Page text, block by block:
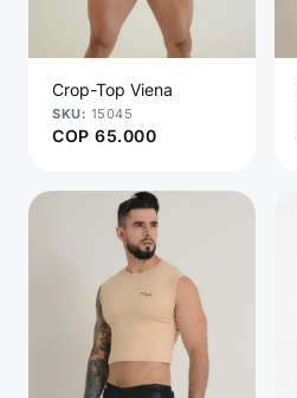
Crop-Top Viena
15045
COP 65.000